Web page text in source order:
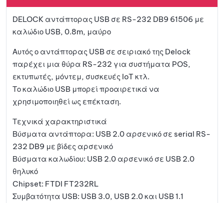
αγαπη
μένων
DELOCK αντάπτορας USB σε RS-232 DB9 61506 με
καλώδιο USB, 0.8m, μαύρο
Αυτός ο αντάπτορας USB σε σειριακό της Delock
παρέχει μια θύρα RS-232 για συστήματα POS,
εκτυπωτές, μόντεμ, συσκευές IoT κτλ.
Το καλώδιο USB μπορεί προαιρετικά να
χρησιμοποιηθεί ως επέκταση.
Τεχνικά χαρακτηριστικά
Βύσματα αντάπτορα: USB 2.0 αρσενικό σε serial RS-
232 DB9 με βίδες αρσενικό
Βύσματα καλωδίου: USB 2.0 αρσενικό σε USB 2.0
θηλυκό
Chipset: FTDI FT232RL
Συμβατότητα USB: USB 3.0, USB 2.0 και USB 1.1